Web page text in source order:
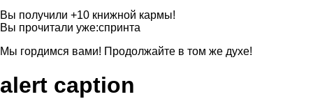
Вы получили +10 книжной кармы!
Вы прочитали уже:спринта
Мы гордимся вами! Продолжайте в том же духе!
alert caption